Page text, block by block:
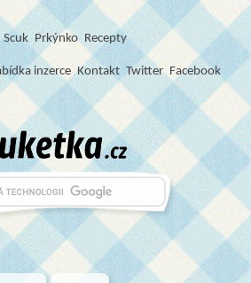
Scuk Prkýnko Recepty
inzerce Kontakt Twitter Facebook